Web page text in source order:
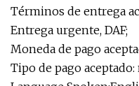
Términos de entrega
Entrega urgente, DAF;
Moneda de pago
Tipo de pago aceptado: